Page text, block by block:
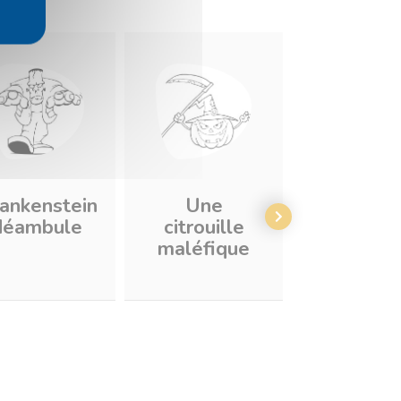
Une
citrouille
maléfique